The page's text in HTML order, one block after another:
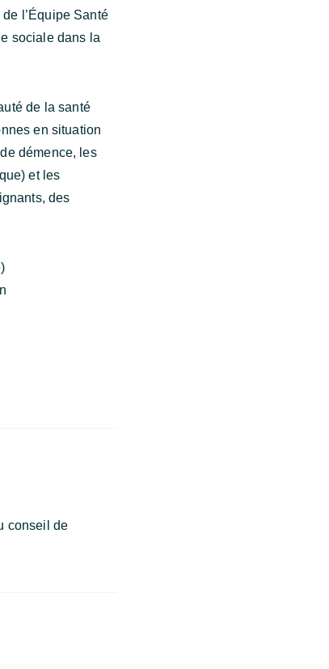
l’Équipe Santé
sociale dans la
de la santé
en situation
démence, les
et les
des
conseil de